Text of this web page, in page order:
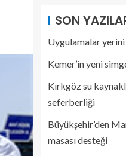
SON
Uygulamalar
Kemer’in yeni
Kırkgöz su
seferberliği
Büyükşehir’den
masası desteği